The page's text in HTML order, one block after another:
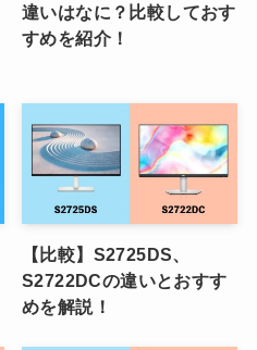
違いはなに？比較しておす
すめを紹介！
【比較】S2725DS、
S2722DCの違いとおすす
めを解説！